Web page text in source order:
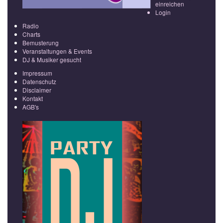
einreichen
Login
Radio
Charts
Bemusterung
Veranstaltungen & Events
DJ & Musiker gesucht
Impressum
Datenschutz
Disclaimer
Kontakt
AGB's